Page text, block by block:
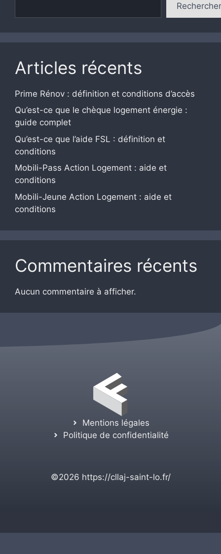
Rechercher
Articles récents
Prime Rénov : définition et conditions d’accès
Qu’est-ce que le chèque logement énergie :
guide complet
Qu’est-ce que l’aide FSL : définition et
conditions
Mobili-Pass Action Logement : aide et
conditions
Mobili-Jeune Action Logement : aide et
conditions
Commentaires récents
Aucun commentaire à afficher.
Mentions légales
Politique de confidentialité
©2026 https://cllaj-saint-lo.fr/